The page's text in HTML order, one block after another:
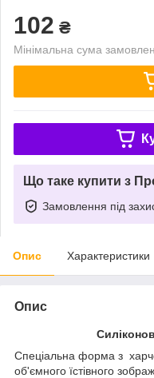
102 ₴
Мінімальна сума
Що таке купити з
Замовлення під
Опис Характеристики
Опис
Спеціальна форма з
об'ємного їстівного